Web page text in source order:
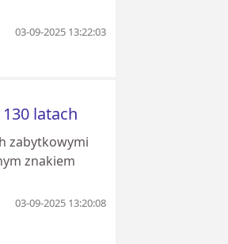
03-09-2025 13:22:03
latach
zabytkowymi
znakiem
03-09-2025 13:20:08